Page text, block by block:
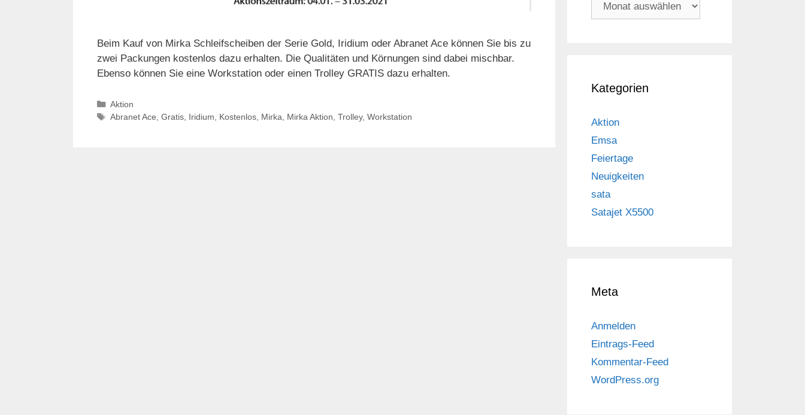
Beim Kauf von Mirka Schleifscheiben der Serie Gold, Iridium oder Abranet Ace können Sie bis zu
zwei Packungen kostenlos dazu erhalten. Die Qualitäten und Körnungen sind dabei mischbar.
Ebenso können Sie eine Workstation oder einen Trolley GRATIS dazu erhalten.
Kategorien
Aktion
Schlagwörter
Abranet Ace Gratis, Iridium Kostenlos, Mirka Mirka Aktion Trolley, Workstation
Kategorien
Aktion
Emsa
Feiertage
Neuigkeiten
sata
Satajet X5500
Meta
Anmelden
Eintrags-Feed
Kommentar-Feed
WordPress.org